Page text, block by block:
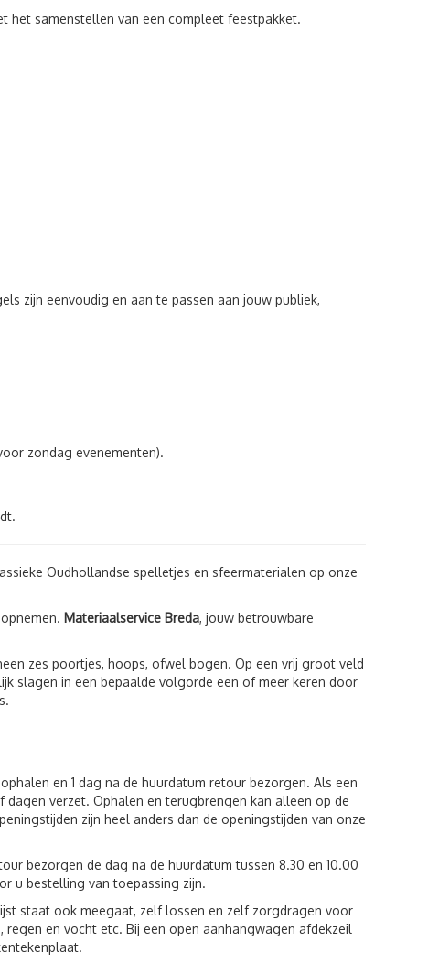
het samenstellen van een compleet feestpakket.
zijn eenvoudig en aan te passen aan jouw publiek,
zondag evenementen).
Oudhollandse spelletjes en sfeermaterialen op onze
Materiaalservice Breda, jouw betrouwbare
zes poortjes, hoops, ofwel bogen. Op een vrij groot veld
slagen in een bepaalde volgorde een of meer keren door
en 1 dag na de huurdatum retour bezorgen. Als een
verzet. Ophalen en terugbrengen kan alleen op de
zijn heel anders dan de openingstijden van onze
bezorgen de dag na de huurdatum tussen 8.30 en 10.00
u bestelling van toepassing zijn.
staat ook meegaat, zelf lossen en zelf zorgdragen voor
en vocht etc. Bij een open aanhangwagen afdekzeil